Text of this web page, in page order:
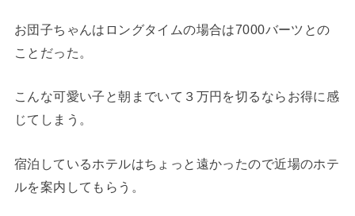
お団子ちゃんはロングタイムの場合は7000バーツとの
ことだった。
こんな可愛い子と朝までいて３万円を切るならお得に感
じてしまう。
宿泊しているホテルはちょっと遠かったので近場のホテ
ルを案内してもらう。